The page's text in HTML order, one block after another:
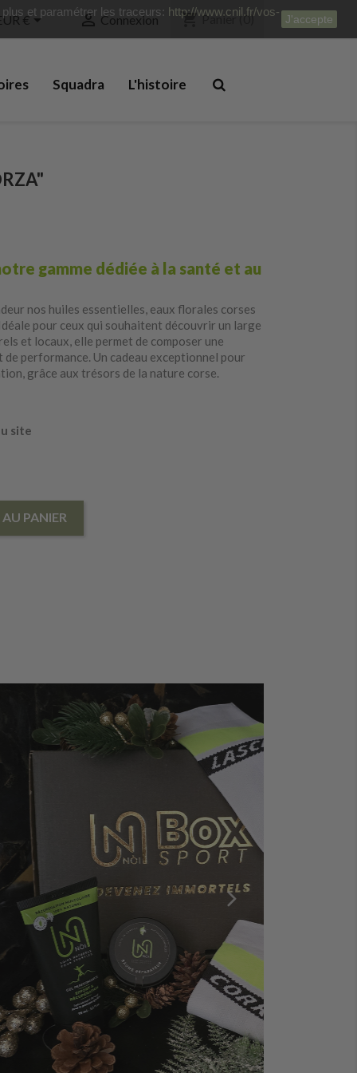
€  Connexion shopping_cartPanier (0)
Squadra L'histoire
gamme dédiée à la santé et au
nos huiles essentielles, eaux florales corses
pour ceux qui souhaitent découvrir un large
et locaux, elle permet de composer une
performance. Un cadeau exceptionnel pour
grâce aux trésors de la nature corse.
site
PANIER
et paramétrer les traceurs: http://www.cnil.fr/vos-
J'accepte